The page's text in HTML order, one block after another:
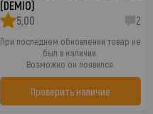
(DEMIO)
5,00
2
При последнем обновлении товар не
был в наличии.
Возможно он появился.
Проверить наличие